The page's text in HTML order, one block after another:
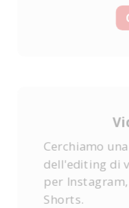
Cerchiamo
dell'editing di
per
Shorts.